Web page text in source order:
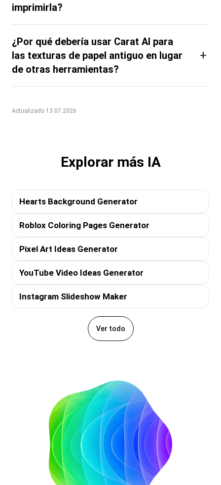
imprimirla?
¿Por qué debería usar Carat AI para
las texturas de papel antiguo en lugar
de otras herramientas?
+
Actualizado 13.07.2026
Explorar más IA
Hearts Background Generator
Roblox Coloring Pages Generator
Pixel Art Ideas Generator
YouTube Video Ideas Generator
Instagram Slideshow Maker
Ver todo